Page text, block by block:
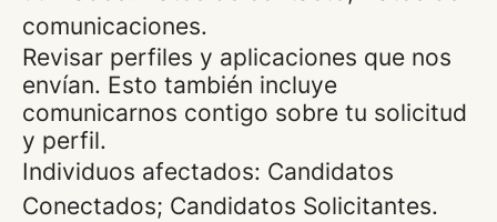
comunicaciones.
Revisar perfiles y aplicaciones que nos
envían. Esto también incluye
comunicarnos contigo sobre tu solicitud
y perfil.
Individuos afectados: Candidatos
Conectados; Candidatos Solicitantes.